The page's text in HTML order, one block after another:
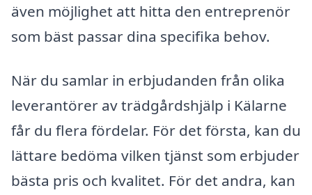
även möjlighet att hitta den entreprenör
som bäst passar dina specifika behov.
När du samlar in erbjudanden från olika
leverantörer av trädgårdshjälp i Kälarne
får du flera fördelar. För det första, kan du
lättare bedöma vilken tjänst som erbjuder
bästa pris och kvalitet. För det andra, kan